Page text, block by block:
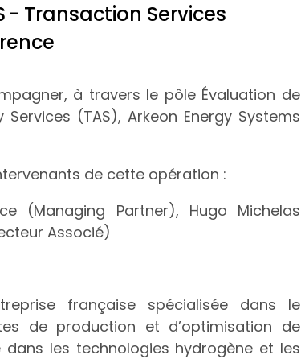
- Transaction Services
à travers le pôle Évaluation de
(TAS), Arkeon Energy Systems
de cette opération :
(Managing Partner), Hugo Michelas
Associé)
française spécialisée dans le
de production et d’optimisation de
dans les technologies hydrogène et les